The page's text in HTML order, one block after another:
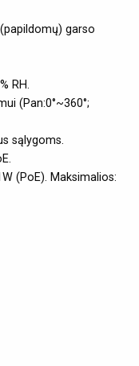
garso
RH.
(Pan:0°~360°;
sąlygoms.
(PoE). Maksimalios: